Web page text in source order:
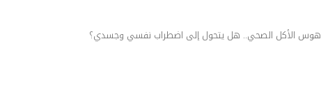
هوس الأكل الصحي.. هل يتحول إلى اضطراب نفسي وجسدي؟